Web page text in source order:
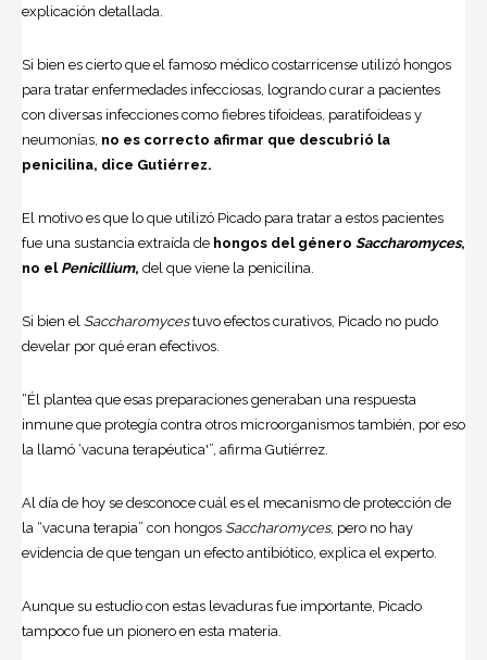
explicación detallada.
Si bien es cierto que el famoso médico costarricense utilizó hongos
para tratar enfermedades infecciosas, logrando curar a pacientes
con diversas infecciones como fiebres tifoideas, paratifoideas y
neumonías, no es correcto afirmar que descubrió la
penicilina, dice Gutiérrez.
El motivo es que lo que utilizó Picado para tratar a estos pacientes
fue una sustancia extraída de hongos del género Saccharomyces,
no el Penicillium, del que viene la penicilina.
Si bien el Saccharomycestuvo efectos curativos, Picado no pudo
develar por qué eran efectivos.
“Él plantea que esas preparaciones generaban una respuesta
inmune que protegía contra otros microorganismos también, por eso
la llamó ‘vacuna terapéutica'”, afirma Gutiérrez.
Al día de hoy se desconoce cuál es el mecanismo de protección de
la “vacuna terapia” con hongos Saccharomyces, pero no hay
evidencia de que tengan un efecto antibiótico, explica el experto.
Aunque su estudio con estas levaduras fue importante, Picado
tampoco fue un pionero en esta materia.